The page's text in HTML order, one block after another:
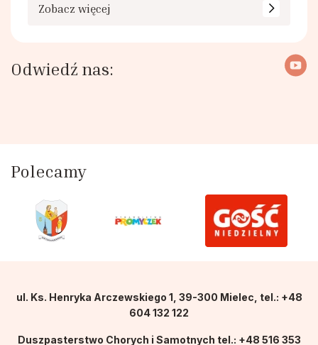
Zobacz więcej
Odwiedź nas:
Polecamy
ul. Ks. Henryka Arczewskiego 1, 39-300 Mielec, tel.: +48
604 132 122
Duszpasterstwo Chorych i Samotnych tel.: +48 516 353